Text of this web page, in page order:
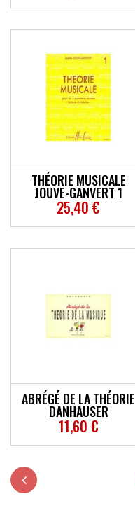
THÉORIE MUSICALE
JOUVE-GANVERT 1
25,40 €
ABRÉGÉ DE LA THÉORIE
DANHAUSER
11,60 €